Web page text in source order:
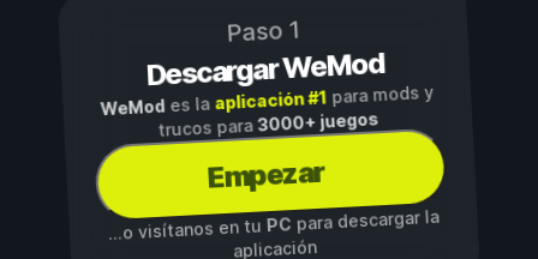
Paso 1
Descargar WeMod
WeMod es la aplicación #1para mods y
trucos para3000+ juegos
Empezar
...o visítanos en tuPCpara descargar la
aplicación